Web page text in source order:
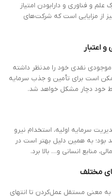
علم و فناوری و دارابودن امتیاز
از مزایایی است که شرکت‌های
موجودی نقدی خود را مدنظر داشته
است برای تأمین و جذب سرمایه
خود دچار مشکل خواهد شد.
سرمایه اولیه، استخدام نیرو
بود؛ به همین دلیل بهتر است در
منابع انسانی و… بالا برد.
معنی مستقل عمل‌کردن تا انتهای